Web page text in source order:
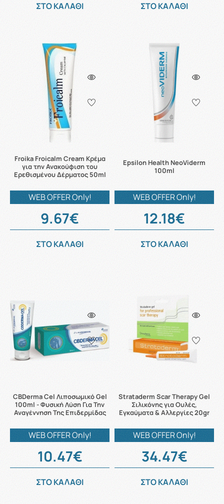
ΣΤΟ ΚΑΛΑΘΙ ΣΤΟ ΚΑΛΑΘΙ
Froika Froicalm Cream Κρέμα
για την Ανακούφιση του
Ερεθισμένου Δέρματος 50ml
WEB OFFER Only!
9.67€
ΣΤΟ ΚΑΛΑΘΙ
Epsilon Health NeoViderm
100ml
WEB OFFER Only!
12.18€
ΣΤΟ ΚΑΛΑΘΙ
CBDerma Cel Λιποσωμικό Gel
100ml - Φυσική Λύση Για Την
Αναγέννηση Της Επιδερμίδας
WEB OFFER Only!
10.47€
ΣΤΟ ΚΑΛΑΘΙ
Strataderm Scar Therapy Gel
Σιλικόνης για Ουλές,
Εγκαύματα & Αλλεργίες 20gr
WEB OFFER Only!
34.47€
ΣΤΟ ΚΑΛΑΘΙ